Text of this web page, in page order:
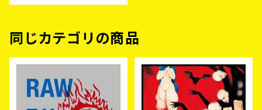
同じカテゴリの商品